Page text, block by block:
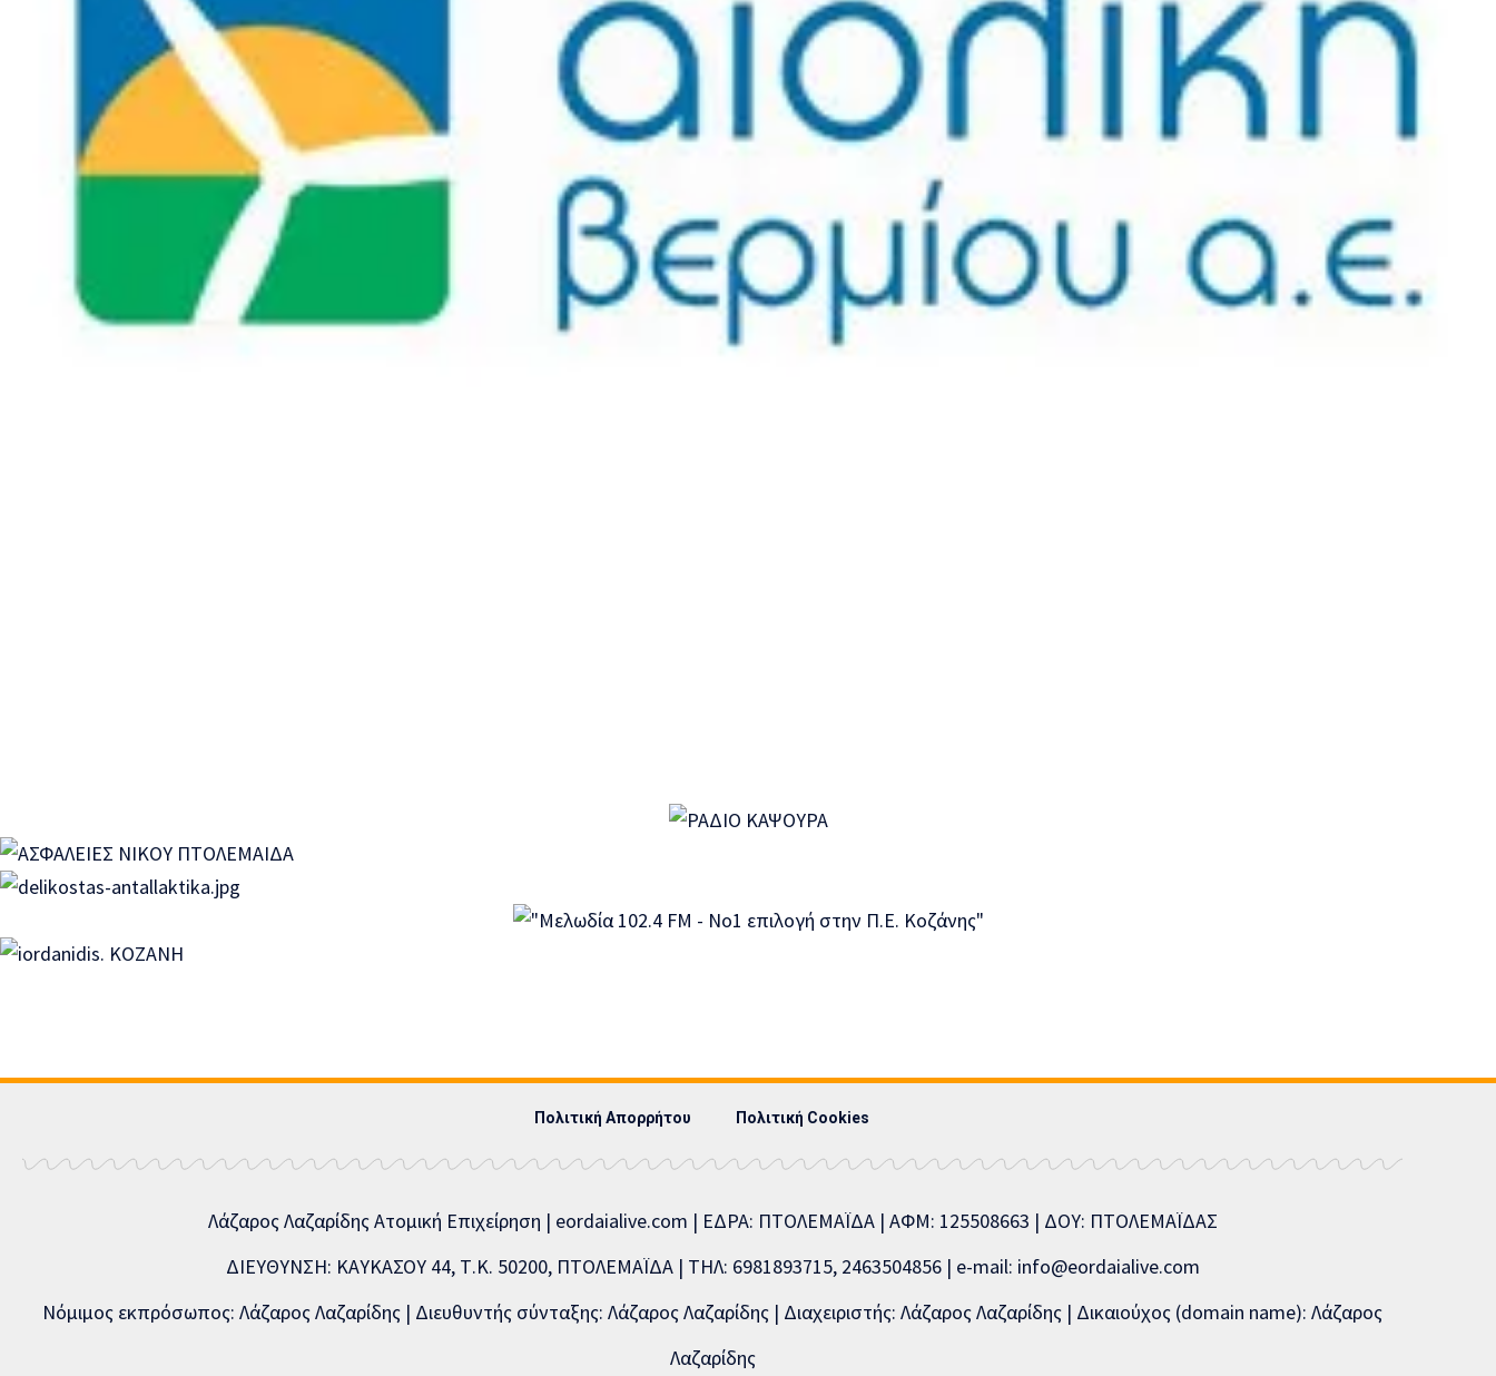
Πολιτική Απορρήτου Πολιτική Cookies
Λάζαρος Λαζαρίδης Ατομική Επιχείρηση | eordaialive.com | ΕΔΡΑ: ΠΤΟΛΕΜΑΪΔΑ | ΑΦΜ: 125508663 | ΔΟΥ: ΠΤΟΛΕΜΑΪΔΑΣ
ΔΙΕΥΘΥΝΣΗ: ΚΑΥΚΑΣΟΥ 44, Τ.Κ. 50200, ΠΤΟΛΕΜΑΪΔΑ | ΤΗΛ: 6981893715, 2463504856 | e-mail: info@eordaialive.com
Νόμιμος εκπρόσωπος: Λάζαρος Λαζαρίδης | Διευθυντής σύνταξης: Λάζαρος Λαζαρίδης | Διαχειριστής: Λάζαρος Λαζαρίδης | Δικαιούχος (domain name): Λάζαρος
Λαζαρίδης